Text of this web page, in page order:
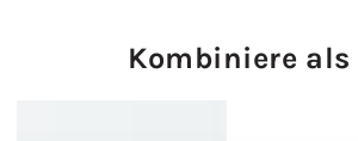
Kombiniere als